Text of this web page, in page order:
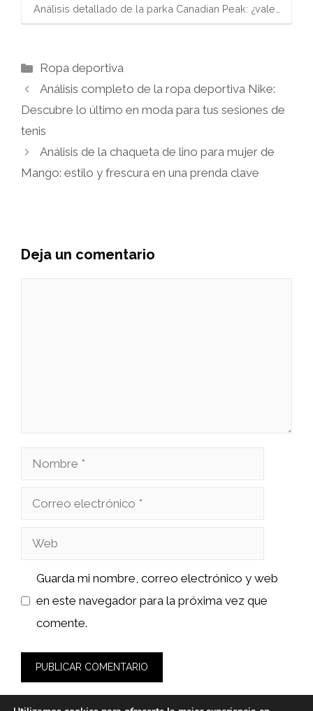
Análisis detallado de la parka Canadian Peak: ¿vale…
Categorías
Ropa deportiva
Análisis completo de la ropa deportiva Nike:
Descubre lo último en moda para tus sesiones de
tenis
Análisis de la chaqueta de lino para mujer de
Mango: estilo y frescura en una prenda clave
Deja un comentario
Nombre
Correo
Web
Guarda mi nombre, correo electrónico y web
en este navegador para la próxima vez que
comente.